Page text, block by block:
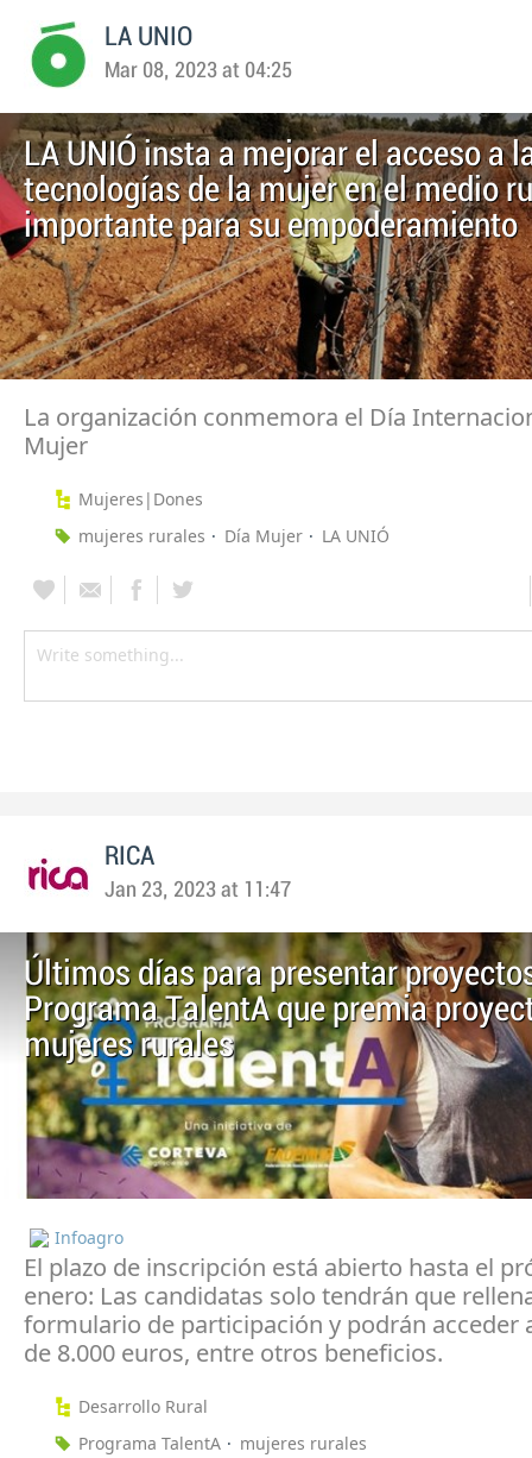
LA UNIO
Mar 08, 2023 at 04:25
LA UNIÓ insta a mejorar el acceso a
tecnologías de la mujer en el medio
importante para su empoderamiento
La organización conmemora el Día
Mujer
Mujeres|Dones
mujeres rurales
Día Mujer LA UNIÓ
RICA
Jan 23, 2023 at 11:47
Últimos días para presentar
Programa TalentA que premia
mujeres rurales
Infoagro
El plazo de inscripción está abierto hasta el
enero: Las candidatas solo tendrán que
formulario de participación y podrán acceder
de 8.000 euros, entre otros beneficios.
Desarrollo Rural
Programa TalentA
mujeres rurales